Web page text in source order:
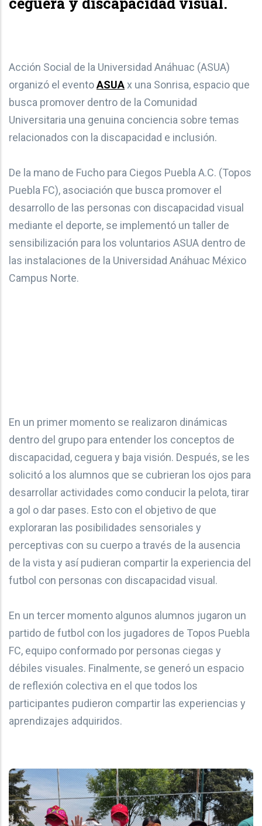
Acción Social de la Universidad Anáhuac (ASUA)
organizó el eventoASUAx una Sonrisa, espacio que
busca promover dentro de la Comunidad
Universitaria una genuina conciencia sobre temas
relacionados con la discapacidad e inclusión.
De la mano de Fucho para Ciegos Puebla A.C. (Topos
Puebla FC), asociación que busca promover el
desarrollo de las personas con discapacidad visual
mediante el deporte, se implementó un taller de
sensibilización para los voluntarios ASUA dentro de
las instalaciones de la Universidad Anáhuac México
Campus Norte.
En un primer momento se realizaron dinámicas
dentro del grupo para entender los conceptos de
discapacidad, ceguera y baja visión. Después, se les
solicitó a los alumnos que se cubrieran los ojos para
desarrollar actividades como conducir la pelota, tirar
a gol o dar pases. Esto con el objetivo de que
exploraran las posibilidades sensoriales y
perceptivas con su cuerpo a través de la ausencia
de la vista y así pudieran compartir la experiencia del
futbol con personas con discapacidad visual.
En un tercer momento algunos alumnos jugaron un
partido de futbol con los jugadores de Topos Puebla
FC, equipo conformado por personas ciegas y
débiles visuales. Finalmente, se generó un espacio
de reflexión colectiva en el que todos los
participantes pudieron compartir las experiencias y
aprendizajes adquiridos.